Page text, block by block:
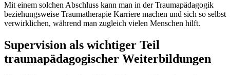
Mit einem solchen Abschluss kann man in der Traumapädagogik
beziehungsweise Traumatherapie Karriere machen und sich so selbst
verwirklichen, während man zugleich vielen Menschen hilft.
Supervision als wichtiger Teil
traumapädagogischer Weiterbildungen